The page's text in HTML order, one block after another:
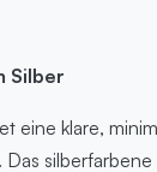
Silber
eine klare,